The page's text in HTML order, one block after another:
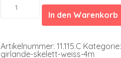
Girlande
Skelett
In den Warenkorb
Artikelnummer: 11.115.C Kategorie:
girlande-skelett-weiss-4m